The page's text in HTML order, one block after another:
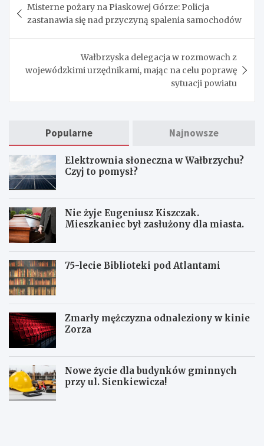
wpisu
Misterne pożary na Piaskowej Górze: Policja
zastanawia się nad przyczyną spalenia samochodów
Wałbrzyska delegacja w rozmowach z
wojewódzkimi urzędnikami, mając na celu poprawę
sytuacji powiatu
Popularne Najnowsze
Elektrownia słoneczna w Wałbrzychu?
Czyj to pomysł?
Nie żyje Eugeniusz Kiszczak.
Mieszkaniec był zasłużony dla miasta.
75-lecie Biblioteki pod Atlantami
Zmarły mężczyzna odnaleziony w kinie
Zorza
Nowe życie dla budynków gminnych
przy ul. Sienkiewicza!
Z
W
W